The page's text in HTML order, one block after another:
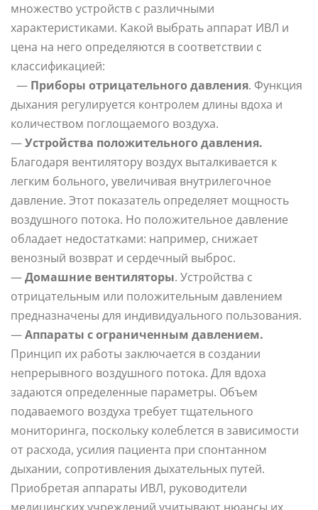
множество устройств с различными
характеристиками. Какой выбрать аппарат ИВЛ и
цена на него определяются в соответствии с
классификацией:
— Приборы отрицательного давления. Функция
дыхания регулируется контролем длины вдоха и
количеством поглощаемого воздуха.
—Устройства положительного давления.
Благодаря вентилятору воздух выталкивается к
легким больного, увеличивая внутрилегочное
давление. Этот показатель определяет мощность
воздушного потока. Но положительное давление
обладает недостатками: например, снижает
венозный возврат и сердечный выброс.
—Домашние вентиляторы. Устройства с
отрицательным или положительным давлением
предназначены для индивидуального пользования.
—Аппараты с ограниченным давлением.
Принцип их работы заключается в создании
непрерывного воздушного потока. Для вдоха
задаются определенные параметры. Объем
подаваемого воздуха требует тщательного
мониторинга, поскольку колеблется в зависимости
от расхода, усилия пациента при спонтанном
дыхании, сопротивления дыхательных путей.
Приобретая аппараты ИВЛ, руководители